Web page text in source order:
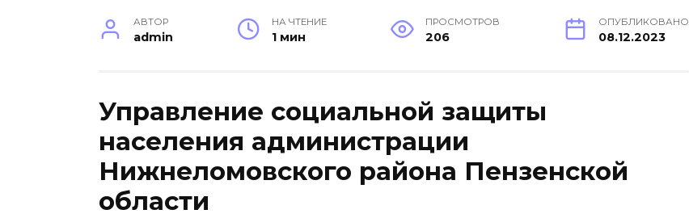
АВТОР
admin
НА ЧТЕНИЕ
1 мин
ПРОСМОТРОВ
206
ОПУБЛИКОВАНО
08.12.2023
Управление социальной защиты
населения администрации
Нижнеломовского района Пензенской
области